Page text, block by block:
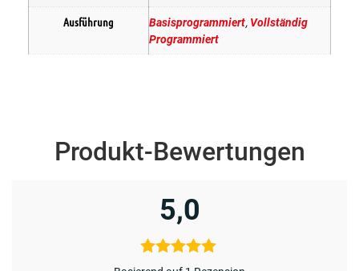
Ausführung Basisprogrammiert, Vollständig
Programmiert
Produkt-Bewertungen
5,0